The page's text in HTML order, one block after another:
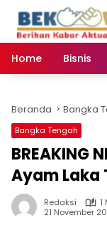
konten
Home
Bisnis
Beranda Bangka
Bangka Tengah
BREAKING
Ayam Laka
Redaksi
1
21 November